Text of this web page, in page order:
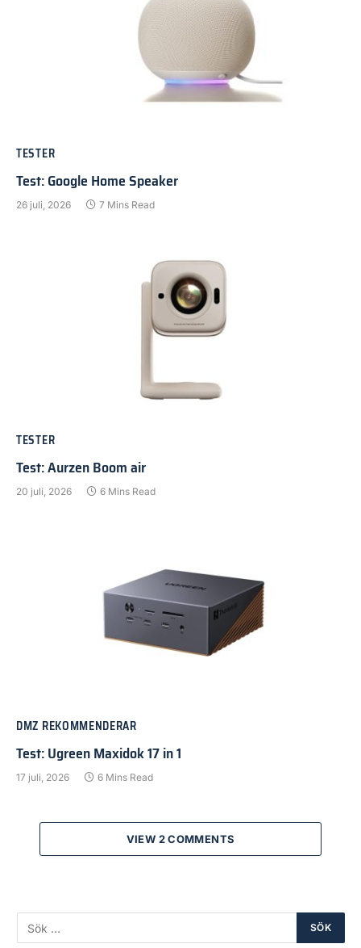
TESTER
Test: Google Home Speaker
26 juli, 2026 7 Mins Read
TESTER
Test: Aurzen Boom air
20 juli, 2026 6 Mins Read
DMZ REKOMMENDERAR
Test: Ugreen Maxidok 17 in 1
17 juli, 2026 6 Mins Read
VIEW 2 COMMENTS